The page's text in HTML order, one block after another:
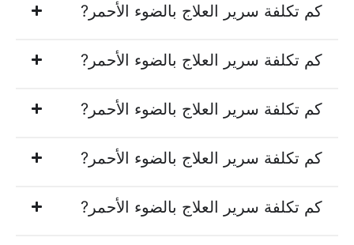
كم تكلفة سرير العلاج بالضوء الأحمر?
كم تكلفة سرير العلاج بالضوء الأحمر?
كم تكلفة سرير العلاج بالضوء الأحمر?
كم تكلفة سرير العلاج بالضوء الأحمر?
كم تكلفة سرير العلاج بالضوء الأحمر?